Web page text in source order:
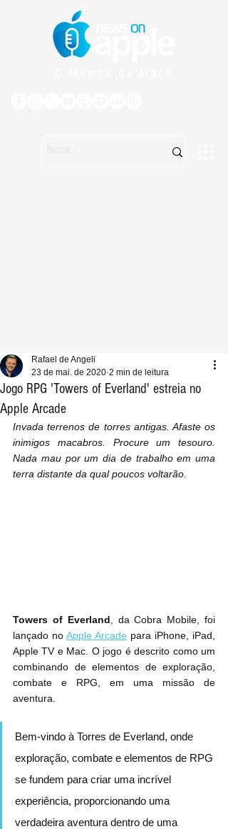
Jogo RPG 'Towers of Everland' estreia no
Apple Arcade
Rafael de Angeli
23 de mai. de 2020 2 min de leitura
Invada terrenos de torres antigas. Afaste os
inimigos macabros. Procure um tesouro.
Nada mau por um dia de trabalho em uma
terra distante da qual poucos voltarão.
Towers of Everland , da Cobra Mobile, foi
lançado no Apple Arcade para iPhone, iPad,
Apple TV e Mac. O jogo é descrito como um
combinando de elementos de exploração,
combate e RPG, em uma missão de
aventura.
Bem-vindo à Torres de Everland, onde
exploração, combate e elementos de RPG
se fundem para criar uma incrível
experiência, proporcionando uma
verdadeira aventura dentro de uma